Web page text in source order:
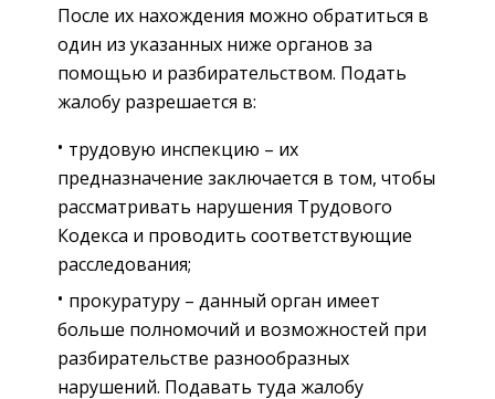
После их нахождения можно обратиться в
один из указанных ниже органов за
помощью и разбирательством. Подать
жалобу разрешается в:
трудовую инспекцию – их
предназначение заключается в том, чтобы
рассматривать нарушения Трудового
Кодекса и проводить соответствующие
расследования;
прокуратуру – данный орган имеет
больше полномочий и возможностей при
разбирательстве разнообразных
нарушений. Подавать туда жалобу